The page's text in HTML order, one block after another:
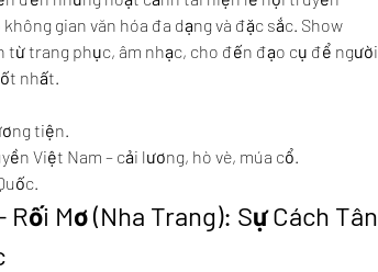
gian văn hóa đa dạng và đặc sắc. Show
trang phục, âm nhạc, cho đến đạo cụ để người
nhất.
tiện.
Việt Nam – cải lương, hò vè, múa cổ.
Mơ (Nha Trang): Sự Cách Tân